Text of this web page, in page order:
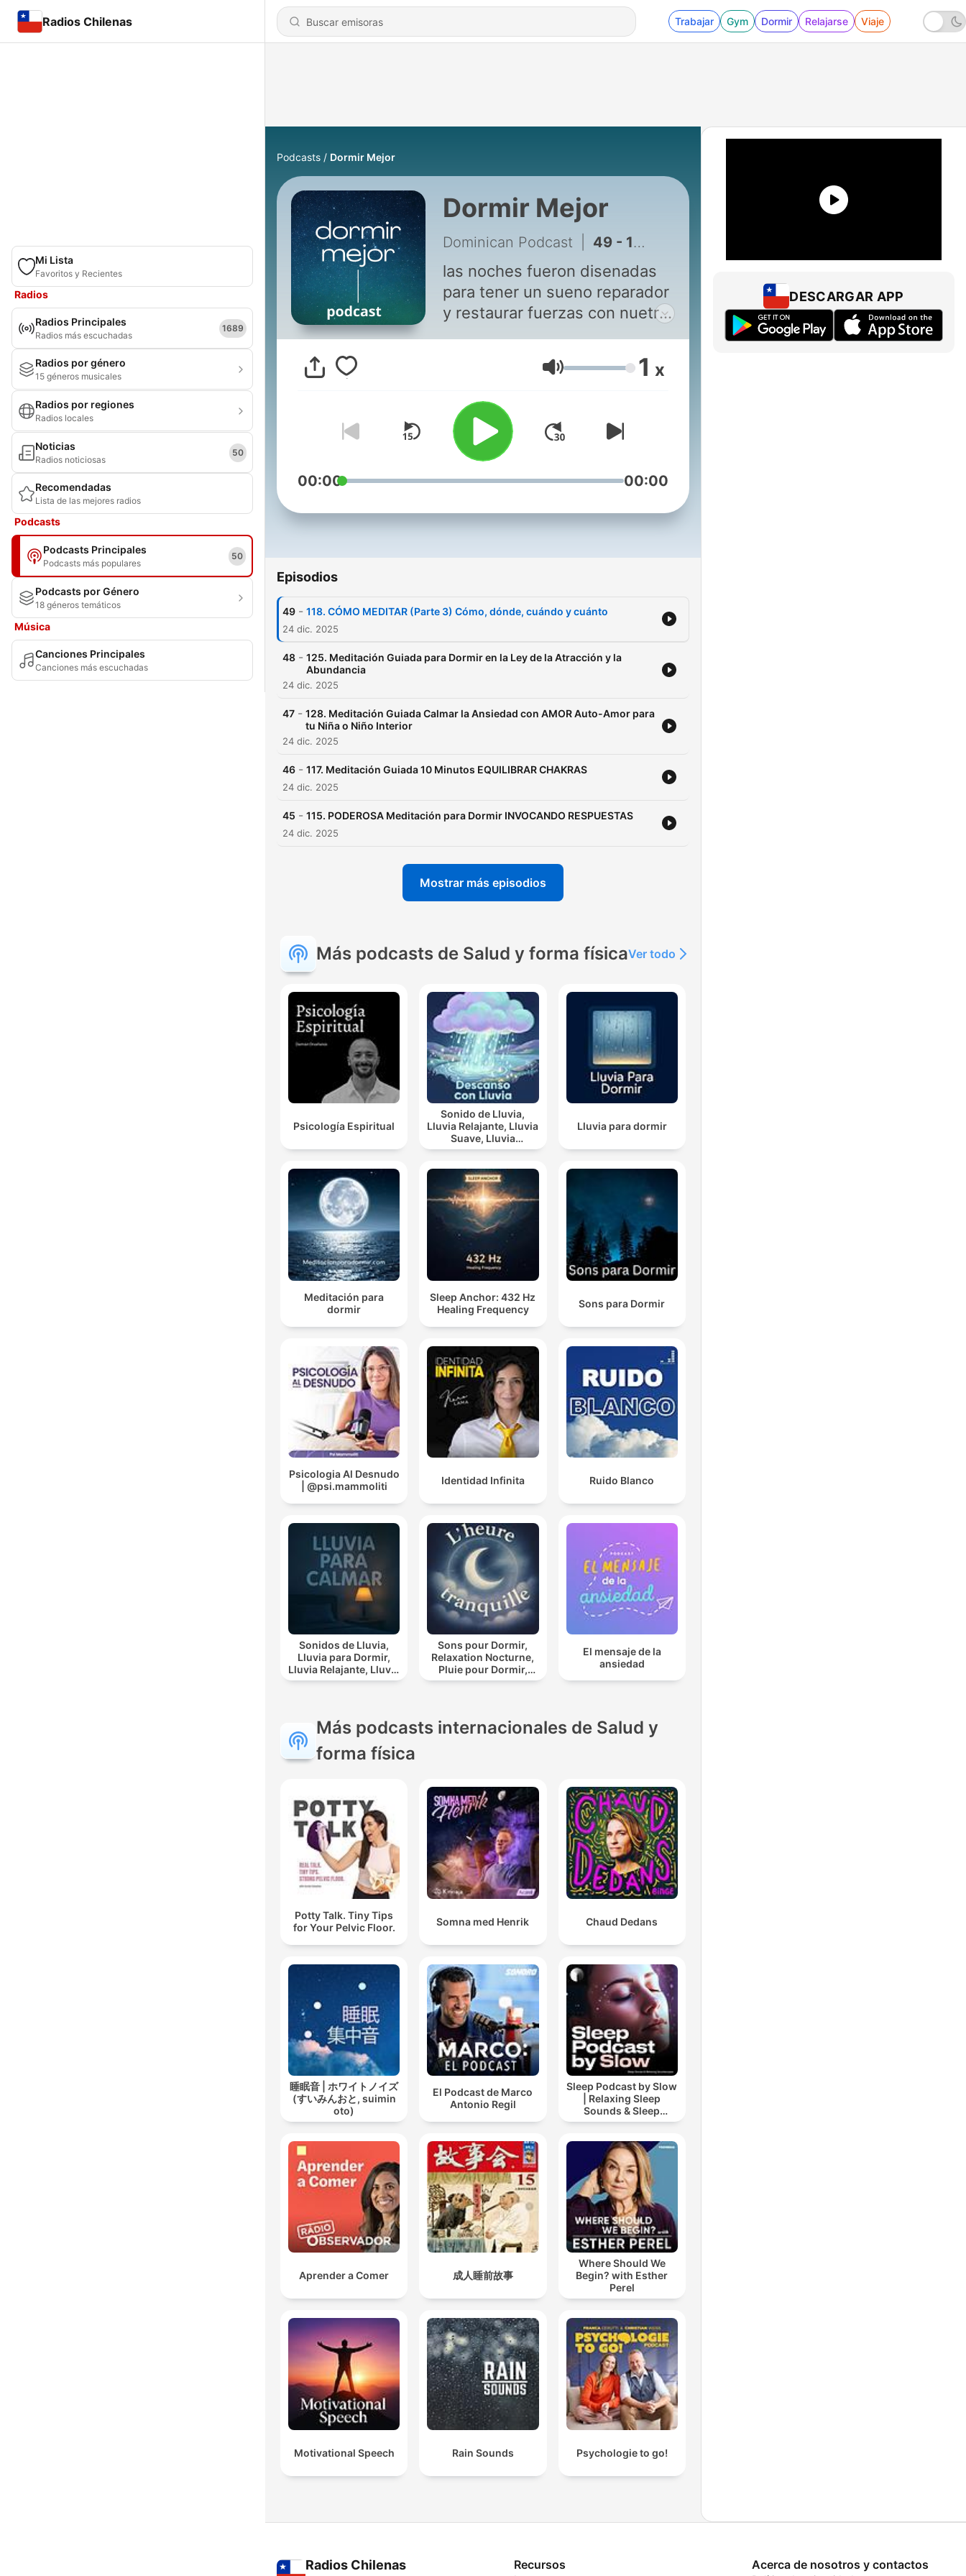
Radios Chilenas Trabajar Gym Dormir Relajarse Viaje
Mi Lista
Favoritos y Recientes
Radios
Radios Principales
Radios más escuchadas
1689
Radios por género
15 géneros musicales
Radios por regiones
Radios locales
Noticias
Radios noticiosas
50
Recomendadas
Lista de las mejores radios
Podcasts
Podcasts Principales
Podcasts más populares
50
Podcasts por Género
18 géneros temáticos
Música
Canciones Principales
Canciones más escuchadas
Podcasts Dormir Mejor
Dormir Mejor
Dominican Podcast 49 - 118. CÓMO MEDITAR (Parte 3) Cómo, dónde, cuándo y cuánto
las noches fueron disenadas
para tener un sueno reparador
y restaurar fuerzas con nuetro
retaurar tu cuerpo y espiritu
mietras meditasVolumen 1 x
00:00 00:00
Episodios
49 - 118. CÓMO MEDITAR (Parte 3) Cómo, dónde, cuándo y cuánto
24 dic. 2025
48 - 125. Meditación Guiada para Dormir en la Ley de la Atracción y la
Abundancia
24 dic. 2025
47 - 128. Meditación Guiada Calmar la Ansiedad con AMOR Auto-Amor para
tu Niña o Niño Interior
24 dic. 2025
46 - 117. Meditación Guiada 10 Minutos EQUILIBRAR CHAKRAS
24 dic. 2025
45 - 115. PODEROSA Meditación para Dormir INVOCANDO RESPUESTAS
24 dic. 2025
Mostrar más episodios
Más podcasts de Salud y forma físicaVer todo
Psicología Espiritual
Sonido de Lluvia,
Lluvia Relajante, Lluvia
Suave, Lluvia
Nocturna, Descanso
Lluvia para dormir
Meditación para
dormir
Sleep Anchor: 432 Hz
Healing Frequency
Sons para Dormir
Psicologia Al Desnudo
| @psi.mammoliti
Identidad Infinita Ruido Blanco
Sonidos de Lluvia,
Lluvia para Dormir,
Lluvia Relajante, Lluvia
Suave, Lluvia Para
Sons pour Dormir,
Relaxation Nocturne,
Pluie pour Dormir,
Bruit Blanc pour
El mensaje de la
ansiedad
Más podcasts internacionales de Salud y
forma física
Potty Talk. Tiny Tips
for Your Pelvic Floor.
Somna med Henrik Chaud Dedans
睡眠音 | ホワイトノイズ
(すいみんおと, suimin
oto)
El Podcast de Marco
Antonio Regil
Sleep Podcast by Slow
| Relaxing Sleep
Sounds & Sleep
Stories | Nature Sound
Aprender a Comer 成人睡前故事
Where Should We
Begin? with Esther
Perel
Motivational Speech Rain Sounds Psychologie to go!
DESCARGAR APP
Radios Chilenas Recursos Acerca de nosotros y contactos